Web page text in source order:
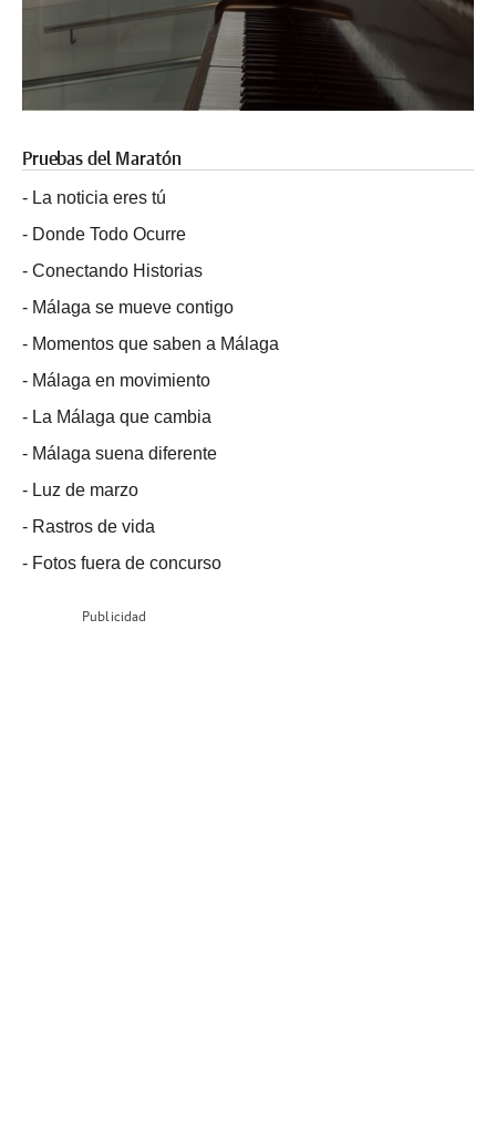
Pruebas del Maratón
- La noticia eres tú
- Donde Todo Ocurre
- Conectando Historias
- Málaga se mueve contigo
- Momentos que saben a Málaga
- Málaga en movimiento
- La Málaga que cambia
- Málaga suena diferente
- Luz de marzo
- Rastros de vida
- Fotos fuera de concurso
Publicidad